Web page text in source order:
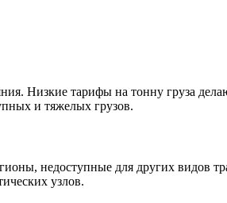
Низкие тарифы на тонну груза
и тяжелых грузов.
недоступные для других видов
узлов.